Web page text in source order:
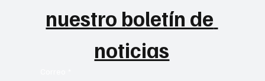
nuestro boletín de
noticias